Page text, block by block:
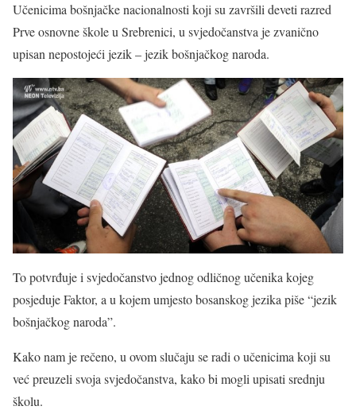
Učenicima bošnjačke nacionalnosti koji su završili deveti razred
Prve osnovne škole u Srebrenici, u svjedočanstva je zvanično
upisan nepostojeći jezik – jezik bošnjačkog naroda.
To potvrđuje i svjedočanstvo jednog odličnog učenika kojeg
posjeduje Faktor, a u kojem umjesto bosanskog jezika piše “jezik
bošnjačkog naroda”.
Kako nam je rečeno, u ovom slučaju se radi o učenicima koji su
već preuzeli svoja svjedočanstva, kako bi mogli upisati srednju
školu.